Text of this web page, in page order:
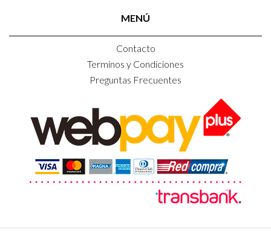
MENÚ
Contacto
Terminos y Condiciones
Preguntas Frecuentes